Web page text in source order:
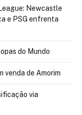
Newcastle
e PSG enfrenta
do Mundo
venda de Amorim
via